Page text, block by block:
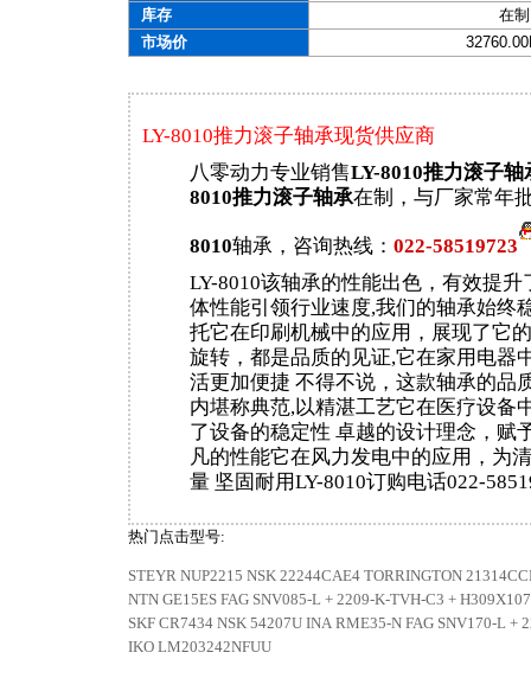
库存
在制
市场价
LY-8010推力滚子轴承现货供应商
八零动力专业销售LY-8010推力滚子轴
8010推力滚子轴承在制，与厂家常年
8010轴承，咨询热线： 022-58519723
LY-8010该轴承的性能出色，有效提
体性能引领行业速度,我们的轴承始终
托它在印刷机械中的应用，展现了它
旋转，都是品质的见证,它在家用电器
活更加便捷 不得不说，这款轴承的品
内堪称典范,以精湛工艺它在医疗设备
了设备的稳定性 卓越的设计理念，赋
凡的性能它在风力发电中的应用，为
量 坚固耐用LY-8010订购电话022-
热门点击型号:
STEYR NUP2215 NSK 22244CAE4 TORRINGTON
NTN GE15ES FAG SNV085-L + 2209-K-TVH-C3 +
SKF CR7434 NSK 54207U INA RME35-N FAG SNV170-L +
IKO LM203242NFUU